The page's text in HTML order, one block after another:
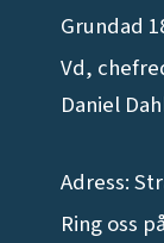
Grundad
Vd,
Daniel
Adress:
Ring oss